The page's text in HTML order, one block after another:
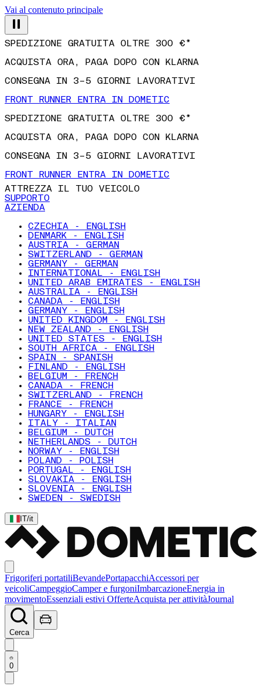
Vai al contenuto principale
SPEDIZIONE GRATUITA OLTRE 300 €*
ACQUISTA ORA, PAGA DOPO CON KLARNA
CONSEGNA IN 3–5 GIORNI LAVORATIVI
FRONT RUNNER ENTRA IN DOMETIC
SPEDIZIONE GRATUITA OLTRE 300 €*
ACQUISTA ORA, PAGA DOPO CON KLARNA
CONSEGNA IN 3–5 GIORNI LAVORATIVI
FRONT RUNNER ENTRA IN DOMETIC
ATTREZZA IL TUO VEICOLO
SUPPORTO
AZIENDA
CZECHIA - ENGLISH
DENMARK - ENGLISH
AUSTRIA - GERMAN
SWITZERLAND - GERMAN
GERMANY - GERMAN
INTERNATIONAL - ENGLISH
UNITED ARAB EMIRATES - ENGLISH
AUSTRALIA - ENGLISH
CANADA - ENGLISH
GERMANY - ENGLISH
UNITED KINGDOM - ENGLISH
NEW ZEALAND - ENGLISH
UNITED STATES - ENGLISH
SOUTH AFRICA - ENGLISH
SPAIN - SPANISH
FINLAND - ENGLISH
BELGIUM - FRENCH
CANADA - FRENCH
SWITZERLAND - FRENCH
FRANCE - FRENCH
HUNGARY - ENGLISH
ITALY - ITALIAN
BELGIUM - DUTCH
NETHERLANDS - DUTCH
NORWAY - ENGLISH
POLAND - POLISH
PORTUGAL - ENGLISH
SLOVAKIA - ENGLISH
SLOVENIA - ENGLISH
SWEDEN - SWEDISH
IT/it
Frigoriferi portatiliBevandePortapacchiAccessori per
veicoliCampeggioCamper e furgoniImbarcazioneEnergia in
movimentoEssenziali estivi OfferteAcquista per attivitàJournal
Cerca
0